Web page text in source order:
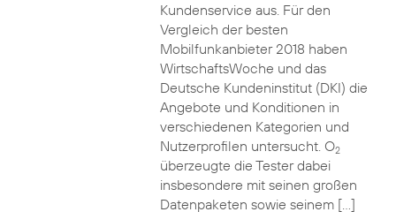
Kundenservice aus. Für den
Vergleich der besten
Mobilfunkanbieter 2018 haben
WirtschaftsWoche und das
Deutsche Kundeninstitut (DKI) die
Angebote und Konditionen in
verschiedenen Kategorien und
Nutzerprofilen untersucht. O2
überzeugte die Tester dabei
insbesondere mit seinen großen
Datenpaketen sowie seinem […]